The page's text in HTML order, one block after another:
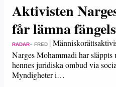
Aktivisten
får lämna
RADAR– FRED |
Narges Mohammadi har
hennes juridiska ombud via
Myndigheter i…